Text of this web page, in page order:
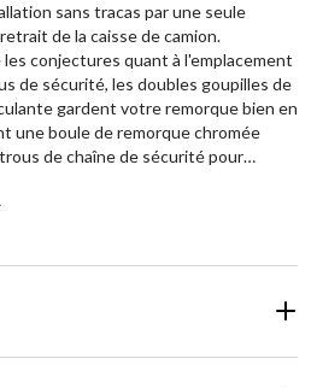
sans tracas par une seule
de la caisse de camion.
conjectures quant à l'emplacement
de sécurité, les doubles goupilles de
gardent votre remorque bien en
une boule de remorque chromée
de chaîne de sécurité pour
en caoutchouc pour prévenir la
la sécurité conformément à la